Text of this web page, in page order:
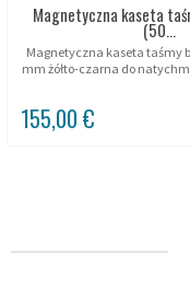
Magnetyczna kaseta
(50...
Magnetyczna kaseta taśmy
mm żółto-czarna do
155,00 €